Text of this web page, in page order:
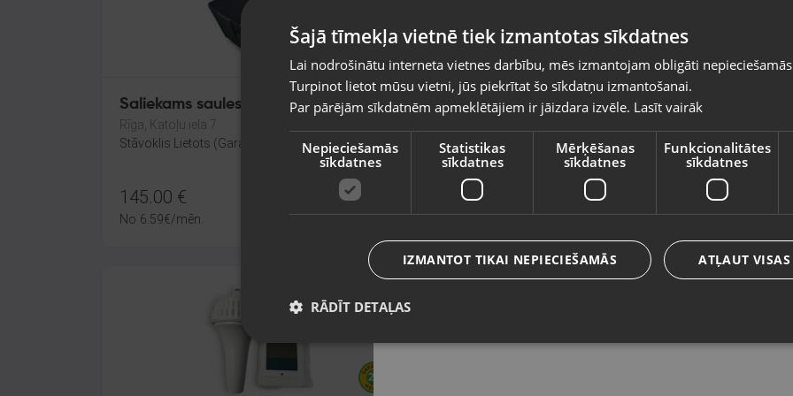
Saliekams saules panelis 160W
Rīga, Katoļu iela 7
Stāvoklis Lietots (Garantija 6 mēneši)
145.00 €
No 6.59€/mēn.
Philips GoZero ADD4901BK/10
Stāvoklis Jauns (Garantija 24 mēneši)
40.00€
valsti
Vietnes saturs būs attēlots izvēlētajā valodā
Valsts
Valoda
Latviešu / Latvian
Šajā tīmekļa vietnē tiek izmantotas sīkdatnes
Lai nodrošinātu interneta vietnes darbību, mēs izmantojam obligāti
Turpinot lietot mūsu vietni, jūs piekrītat šo sīkdatņu izmantošanai.
Par pārējām sīkdatnēm apmeklētājiem ir jāizdara izvēle. Lasīt vairāk
Nepieciešamās
sīkdatnes
Statistikas
sīkdatnes
Mērķēšanas
sīkdatnes
Funkcionalitātes
sīkdatnes
ATĻAUT
IZMANTOT TIKAI NEPIECIEŠAMĀS
RĀDĪT DETAĻAS